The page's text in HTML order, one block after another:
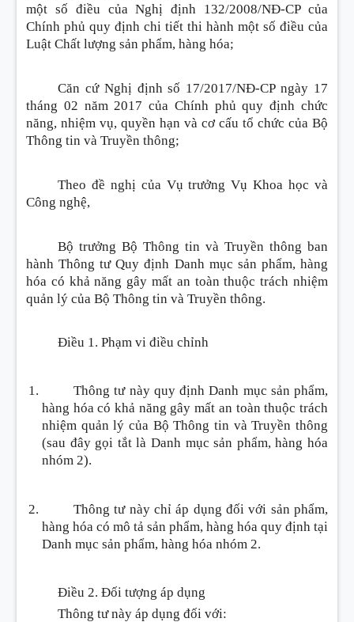
một số điều của Nghị định 132/2008/NĐ-CP của
Chính phủ quy định chi tiết thi hành một số điều của
Luật Chất lượng sản phẩm, hàng hóa;
Căn cứ Nghị định số 17/2017/NĐ-CP ngày 17
tháng 02 năm 2017 của Chính phủ quy định chức
năng, nhiệm vụ, quyền hạn và cơ cấu tổ chức của Bộ
Thông tin và Truyền thông;
Theo đề nghị của Vụ trưởng Vụ Khoa học và
Công nghệ,
Bộ trưởng Bộ Thông tin và Truyền thông ban
hành Thông tư Quy định Danh mục sản phẩm, hàng
hóa có khả năng gây mất an toàn thuộc trách nhiệm
quản lý của Bộ Thông tin và Truyền thông.
Điều 1. Phạm vi điều chỉnh
Thông tư này quy định Danh mục sản phẩm,
hàng hóa có khả năng gây mất an toàn thuộc trách
nhiệm quản lý của Bộ Thông tin và Truyền thông
(sau đây gọi tắt là Danh mục sản phẩm, hàng hóa
nhóm 2).
Thông tư này chỉ áp dụng đối với sản phẩm,
hàng hóa có mô tả sản phẩm, hàng hóa quy định tại
Danh mục sản phẩm, hàng hóa nhóm 2.
Điều 2. Đối tượng áp dụng
Thông tư này áp dụng đối với: